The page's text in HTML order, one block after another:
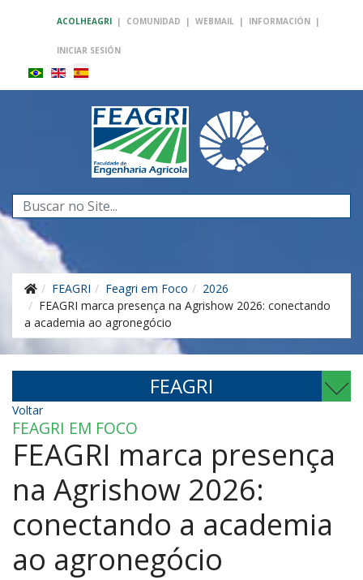
ACOLHEAGRI | COMUNIDAD | WEBMAIL | INFORMACIÓN |
INICIAR SESIÓN
Buscar...
FEAGRI Feagri em Foco
2026
FEAGRI marca presença na Agrishow 2026: conectando
a academia ao agronegócio
FEAGRI
Voltar
FEAGRI EM FOCO
FEAGRI marca presença
na Agrishow 2026:
conectando a academia
ao agronegócio